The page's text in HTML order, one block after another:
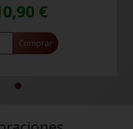
€
Comprar